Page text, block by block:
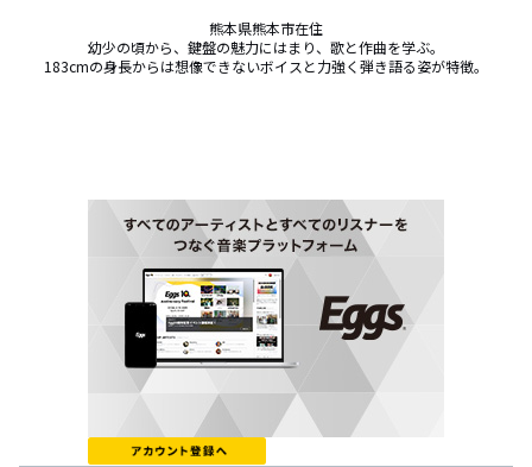
熊本県熊本市在住
幼少の頃から、鍵盤の魅力にはまり、歌と作曲を学ぶ。
183cmの身長からは想像できないボイスと力強く弾き語る姿が特徴。